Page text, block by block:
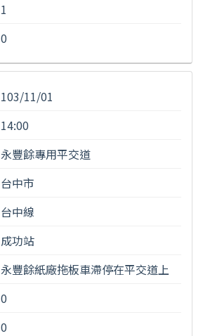
1
0
103/11/01
14:00
永豐餘專用平交道
台中市
台中線
成功站
永豐餘紙廠拖板車滯停在平交道上
0
0